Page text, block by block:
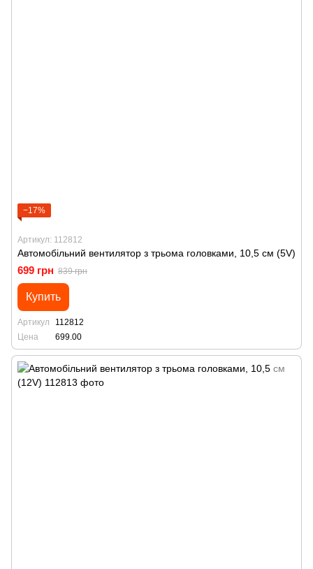
−17%
Артикул: 112812
Автомобільний вентилятор з трьома головками, 10,5 см (5V)
699 грн 839 грн
Купить
Артикул
112812
Цена
699.00